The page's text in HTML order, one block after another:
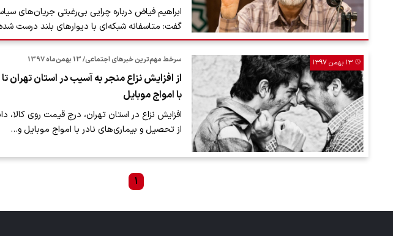
ابراهیم فیاض درباره چرایی بی‌رغبتی جریان‌های
گفت: متاسفانه شبکه‌ای با دیوارهای بلند درست
۱۳ بهمن ۱۳۹۷ سرخط مهم‌ترین خبرهای اجتماعی/ 13 بهمن‌ماه 1397
از افزایش نزاع منجر به آسیب در استان تهران تا
با امواج موبایل
افزایش نزاع در استان تهران، درج قیمت روی کالا،
از تحصیل و بیماری‌های نادر با امواج موبایل و…
۱